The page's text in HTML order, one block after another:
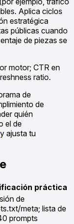
Aplica ciclos
estratégica
públicas cuando
de piezas se
motor; CTR en
ratio.
de
de
quién
el de
y ajusta tu
práctica
de
meta; lista de
prompts